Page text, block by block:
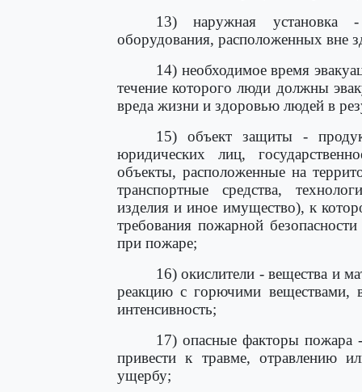
13) наружная установка -
оборудования, расположенных вне
14) необходимое время
течение которого люди должны
вреда жизни и здоровью людей в
15) объект защиты -
юридических лиц,
объекты, расположенные на
транспортные средства,
изделия и иное имущество), к
требования пожарной
при пожаре;
16) окислители - вещества и
реакцию с горючими веществами,
интенсивность;
17) опасные факторы пожара
привести к травме, отравлению
ущербу;